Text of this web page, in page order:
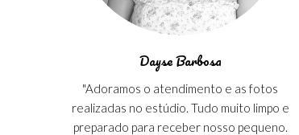
Dayse Barbosa
"Adoramos o atendimento e as fotos
realizadas no estúdio. Tudo muito limpo e
preparado para receber nosso pequeno.